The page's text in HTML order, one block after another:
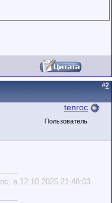
#2
tenroc
Пользователь
в 12.10.2025 21:48:03